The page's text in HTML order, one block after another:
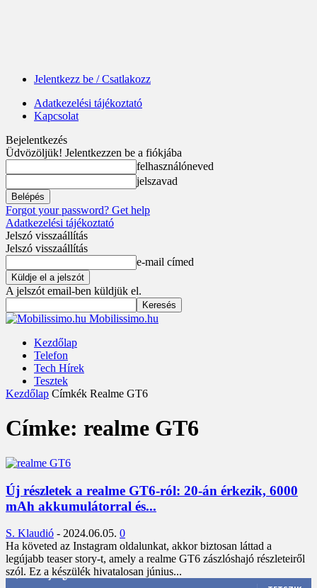
Jelentkezz be / Csatlakozz
Adatkezelési tájékoztató
Kapcsolat
Bejelentkezés
Üdvözöljük! Jelentkezzen be a fiókjába
felhasználóneved
jelszavad
Forgot your password? Get help
Adatkezelési tájékoztató
Jelszó visszaállítás
Jelszó visszaállítás
e-mail címed
A jelszót email-ben küldjük el.
Mobilissimo.hu
Kezdőlap
Telefon
Tech Hírek
Tesztek
Kezdőlap Címkék Realme GT6
Címke: realme GT6
Új részletek a realme GT6-ról: 20-án érkezik, 6000
mAh akkumulátorral és...
S. Klaudió - 2024.06.05. 0
Ha követed az Instagram oldalunkat, akkor biztosan láttad a
legújabb teaser story-t, amely a realme GT6 zászlóshajó részleteiről
szól. Ez a készülék hivatalosan június...
3,452 Rajongók